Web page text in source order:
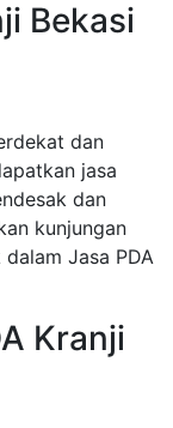
Bekasi
dan
jasa
dan
kunjungan
Jasa PDA
Kranji